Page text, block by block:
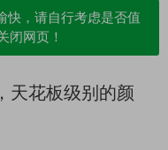
快，请自行考虑是否值
闭网页！
天花板级别的颜